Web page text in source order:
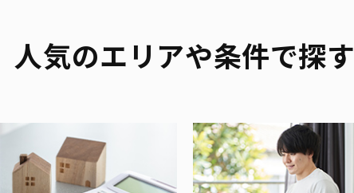
人気のエリアや条件で探す